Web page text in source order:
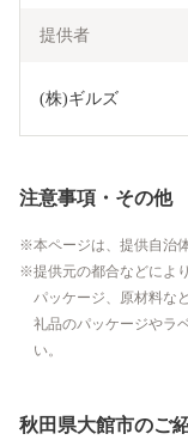
提供者
(株)ギルズ
注意事項・その他
本ページは、提供自治
提供元の都合などによ
パッケージ、原材料な
礼品のパッケージやラ
い。
秋田県大館市のご